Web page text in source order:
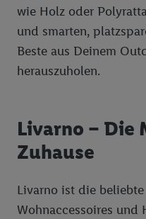
wie Holz oder
und smarten,
Beste aus Deinem
herauszuholen.
Livarno – Die
Zuhause
Livarno ist die
Wohnaccessoires und
Erfolgs von
Telekommunikations-
Verwendung genauer
Entwicklung und
von Zielgruppen durch
von Daten aus
Messung der
zur Auswahl